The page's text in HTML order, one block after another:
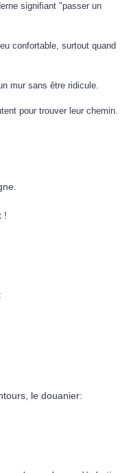
signifiant "passer un
confortable, surtout quand
mur sans être ridicule.
pour trouver leur chemin.
!
le douanier: